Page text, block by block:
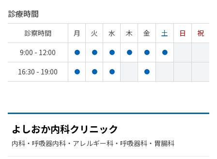
診療時間
診察時間 月 火 水 木 金 土 日
祝
9:00 - 12:00
● ● ● ● ● ●
16:30 - 19:00 ● ● ● ●
よしおか内科クリニック
内科・​呼吸器内科・​アレルギー科・​呼吸器科・​胃腸科